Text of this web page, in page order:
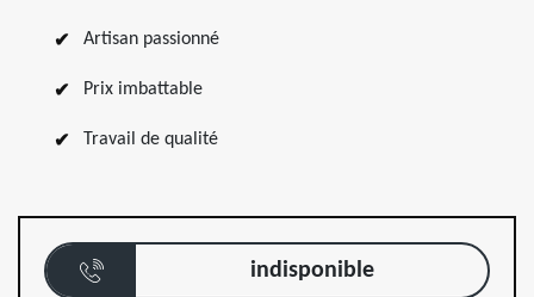
Artisan passionné
Prix imbattable
Travail de qualité
indisponible